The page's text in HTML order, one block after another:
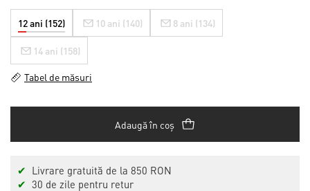
12 ani (152) 10 ani (140) 8 ani (134)
14 ani (158)
Tabel de măsuri
Adaugă în coș
✔
Livrare gratuită de la 850 RON
✔ 30 de zile pentru retur